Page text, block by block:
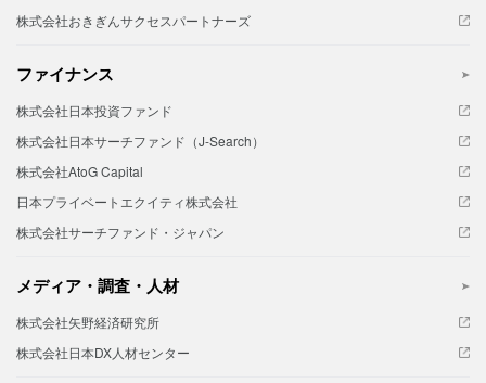
株式会社おきぎんサクセスパートナーズ
ファイナンス
株式会社日本投資ファンド
株式会社日本サーチファンド（J-Search）
株式会社AtoG Capital
日本プライベートエクイティ株式会社
株式会社サーチファンド・ジャパン
メディア・調査・人材
株式会社矢野経済研究所
株式会社日本DX人材センター